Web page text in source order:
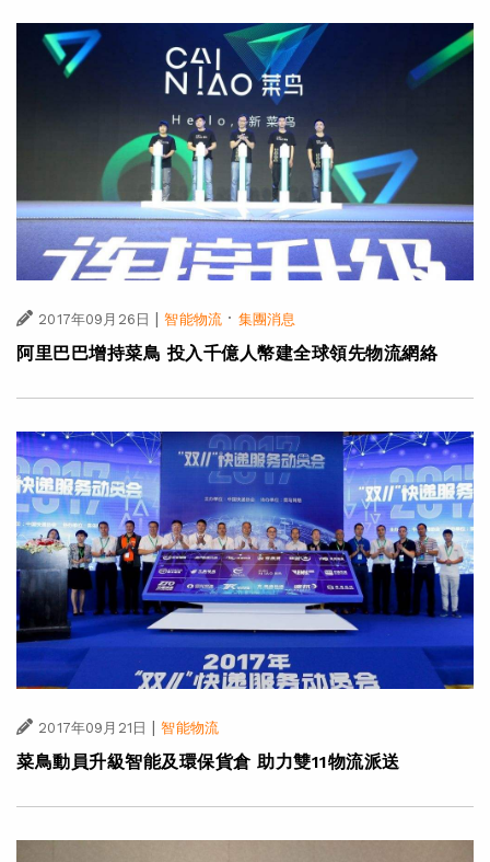
2017年09月26日 | 智能物流 · 集團消息
阿里巴巴增持菜鳥 投入千億人幣建全球領先物流網絡
2017年09月21日 | 智能物流
菜鳥動員升級智能及環保貨倉 助力雙11物流派送